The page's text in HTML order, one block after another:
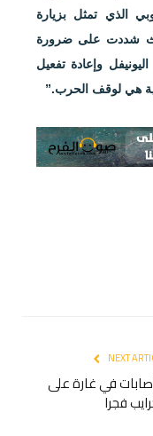
الذي تمثل بزيارة
حيث شددت على ضرورة
وإعادة تفعيل
NEXT
اصابات في غارة على
فجرا